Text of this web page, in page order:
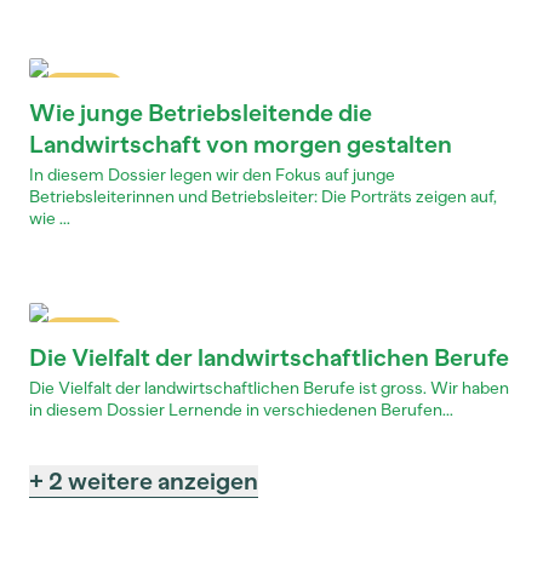
Wie junge Betriebsleitende die
Landwirtschaft von morgen gestalten
In diesem Dossier legen wir den Fokus auf junge
Betriebsleiterinnen und Betriebsleiter: Die Porträts zeigen auf,
wie ...
Die Vielfalt der landwirtschaftlichen Berufe
Die Vielfalt der landwirtschaftlichen Berufe ist gross. Wir haben
in diesem Dossier Lernende in verschiedenen Berufen...
+ 2 weitere anzeigen